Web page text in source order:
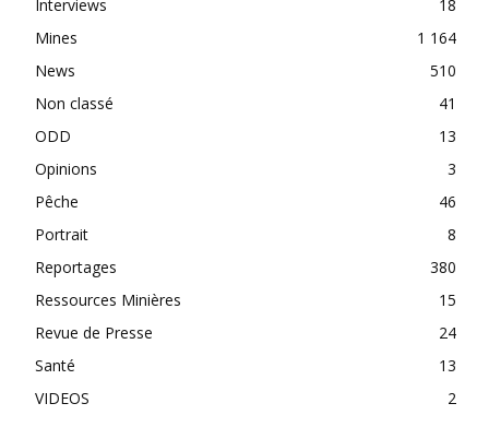
Interviews
18
Mines
1 164
News
510
Non classé
41
ODD
13
Opinions
3
Pêche
46
Portrait
8
Reportages
380
Ressources Minières
15
Revue de Presse
24
Santé
13
VIDEOS
2